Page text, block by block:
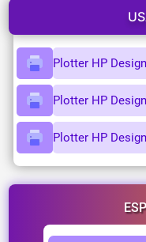
Plotter HP
Plotter HP
Plotter HP